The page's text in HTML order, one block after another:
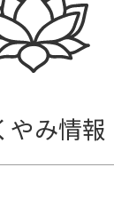
やみ情報